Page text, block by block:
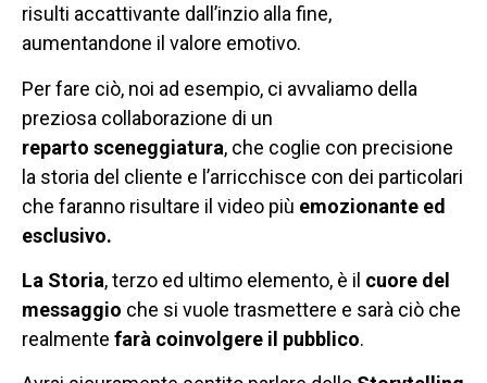
risulti accattivante dall’inzio alla fine,
aumentandone il valore emotivo.
Per fare ciò, noi ad esempio, ci avvaliamo della
preziosa collaborazione di un
reparto sceneggiatura, che coglie con precisione
la storia del cliente e l’arricchisce con dei particolari
che faranno risultare il video più emozionante ed
esclusivo.
La Storia, terzo ed ultimo elemento, è il cuore del
messaggio che si vuole trasmettere e sarà ciò che
realmente farà coinvolgere il pubblico.